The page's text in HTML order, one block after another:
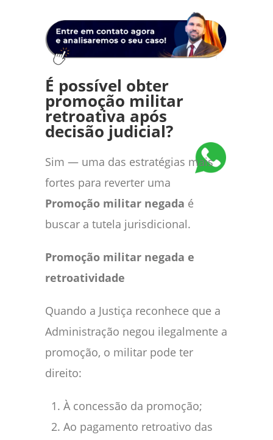
É possível obter
promoção militar
retroativa após
decisão judicial?
Sim — uma das estratégias mais
fortes para reverter uma
Promoção militar negada é
buscar a tutela jurisdicional.
Promoção militar negada e
retroatividade
Quando a Justiça reconhece que a
Administração negou ilegalmente a
promoção, o militar pode ter
direito:
À concessão da promoção;
Ao pagamento retroativo das